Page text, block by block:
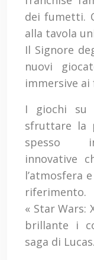
dei fumetti.
alla tavola
Il Signore
nuovi
immersive ai
I giochi su
sfruttare la
spesso
innovative
l’atmosfera
« Star Wars:
brillante i
saga di Lucas.